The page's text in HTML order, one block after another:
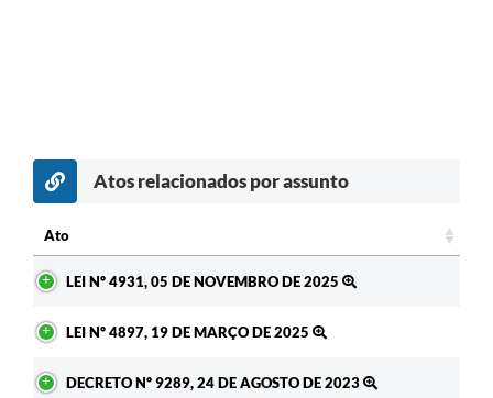
Atos relacionados por assunto
Ato
LEI Nº 4931, 05 DE NOVEMBRO DE 2025
LEI Nº 4897, 19 DE MARÇO DE 2025
DECRETO Nº 9289, 24 DE AGOSTO DE 2023